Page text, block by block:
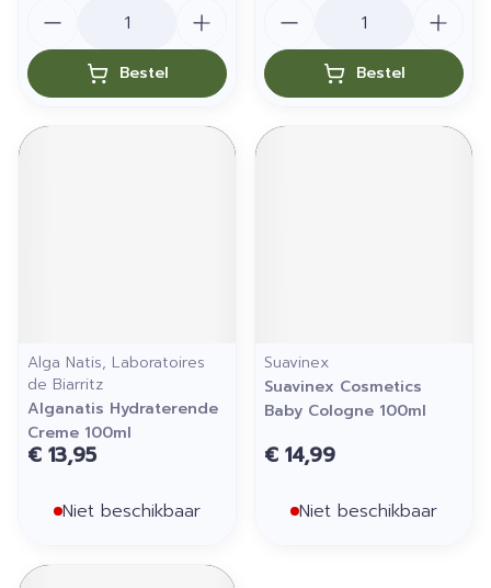
Bestel Bestel
Alga Natis, Laboratoires
de Biarritz
Alganatis Hydraterende
Creme 100ml
€ 13,95
Niet beschikbaar
Suavinex
Suavinex Cosmetics
Baby Cologne 100ml
€ 14,99
Niet beschikbaar